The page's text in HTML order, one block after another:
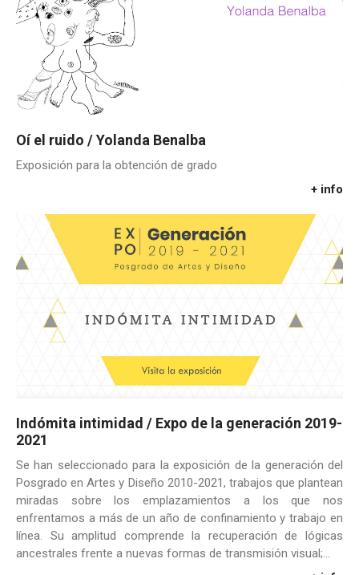
Oí el ruido / Yolanda Benalba
Exposición para la obtención de grado
+ info
Indómita intimidad / Expo de la generación 2019-
2021
Se han seleccionado para la exposición de la generación del
Posgrado en Artes y Diseño 2010-2021, trabajos que plantean
miradas sobre los emplazamientos a los que nos
enfrentamos a más de un año de confinamiento y trabajo en
línea. Su amplitud comprende la recuperación de lógicas
ancestrales frente a nuevas formas de transmisión visual;...